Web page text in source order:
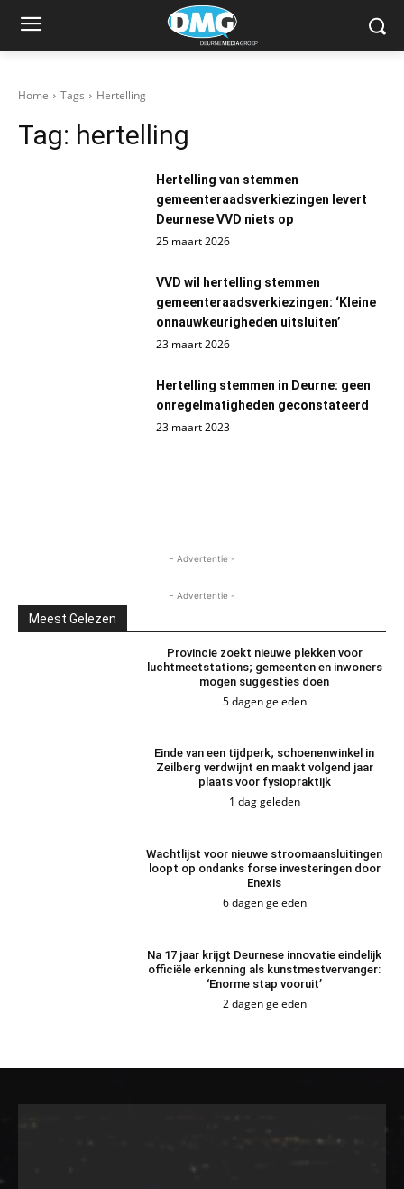
Home Tags Hertelling
Tag: hertelling
Hertelling van stemmen
gemeenteraadsverkiezingen levert
Deurnese VVD niets op
25 maart 2026
VVD wil hertelling stemmen
gemeenteraadsverkiezingen: ‘Kleine
onnauwkeurigheden uitsluiten’
23 maart 2026
Hertelling stemmen in Deurne: geen
onregelmatigheden geconstateerd
23 maart 2023
- Advertentie -
- Advertentie -
Meest Gelezen
Provincie zoekt nieuwe plekken voor
luchtmeetstations; gemeenten en inwoners
mogen suggesties doen
5 dagen geleden
Einde van een tijdperk; schoenenwinkel in
Zeilberg verdwijnt en maakt volgend jaar
plaats voor fysiopraktijk
1 dag geleden
Wachtlijst voor nieuwe stroomaansluitingen
loopt op ondanks forse investeringen door
Enexis
6 dagen geleden
Na 17 jaar krijgt Deurnese innovatie eindelijk
officiële erkenning als kunstmestvervanger:
‘Enorme stap vooruit’
2 dagen geleden